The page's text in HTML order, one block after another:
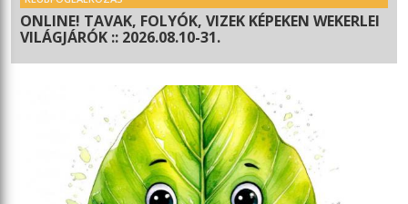
ONLINE! TAVAK, FOLYÓK, VIZEK KÉPEKEN WEKERLEI
VILÁGJÁRÓK :: 2026.08.10-31.